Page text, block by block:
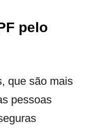
pelo
que são mais
pessoas